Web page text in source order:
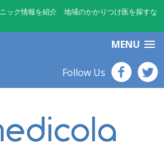
ック情報を紹介 地域のかかりつけ医を探すな
MENU
Follow Us